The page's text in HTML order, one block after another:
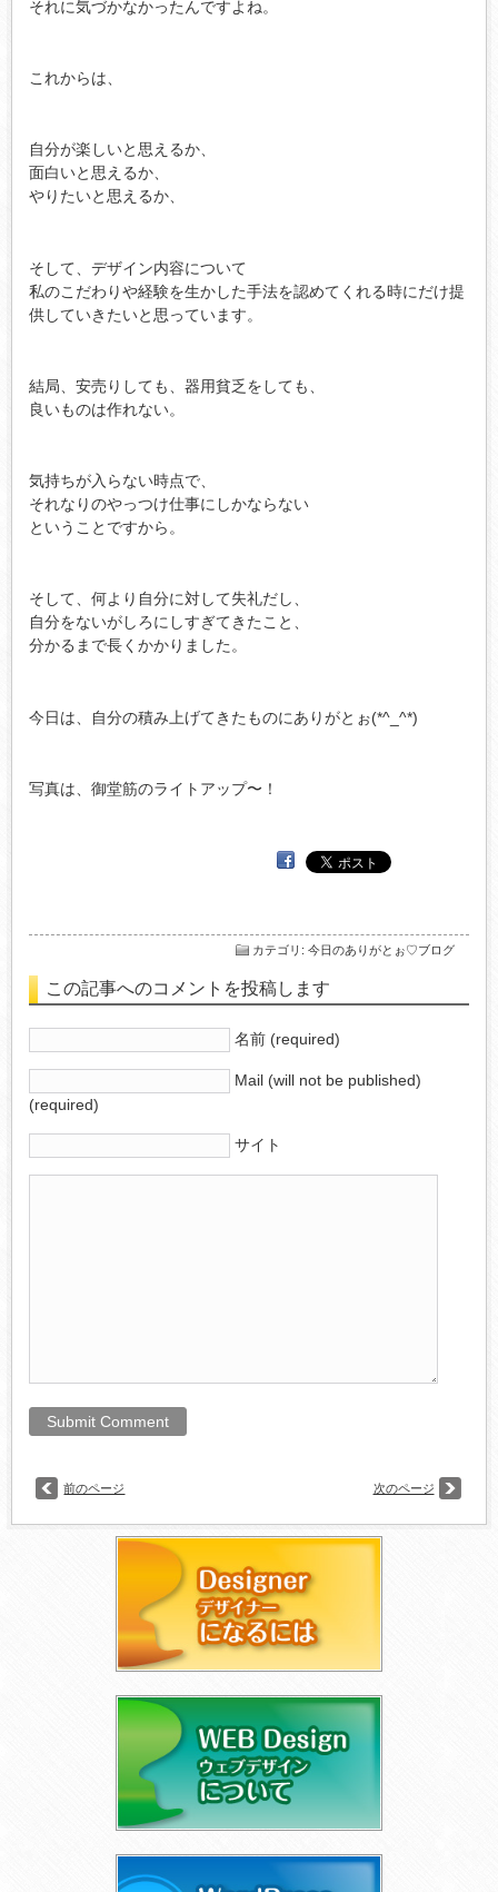
それに気づかなかったんですよね。
これからは、
自分が楽しいと思えるか、
面白いと思えるか、
やりたいと思えるか、
そして、デザイン内容について
私のこだわりや経験を生かした手法を認めてくれる時にだけ提
供していきたいと思っています。
結局、安売りしても、器用貧乏をしても、
良いものは作れない。
気持ちが入らない時点で、
それなりのやっつけ仕事にしかならない
ということですから。
そして、何より自分に対して失礼だし、
自分をないがしろにしすぎてきたこと、
分かるまで長くかかりました。
今日は、自分の積み上げてきたものにありがとぉ(*^_^*)
写真は、御堂筋のライトアップ〜！
カテゴリ : 今日のありがとぉ♡ブログ
この記事へのコメントを投稿します
名前 (required)
Mail (will not be published)
(required)
サイト
前のページ 次のページ